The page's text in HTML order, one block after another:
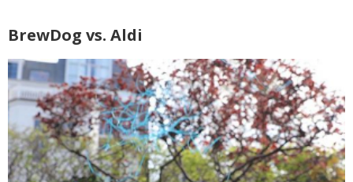
BrewDog vs. Aldi